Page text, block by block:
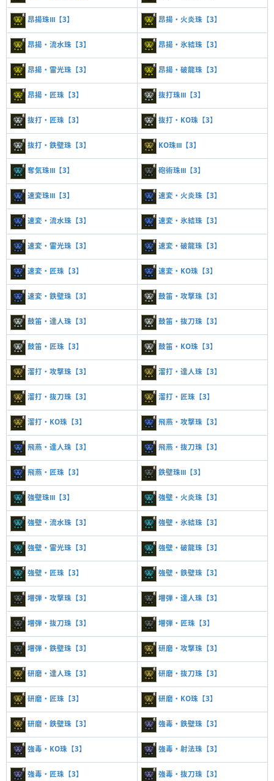
昂揚珠Ⅲ【3】 昂揚・火炎珠【3】
昂揚・流水珠【3】 昂揚・氷結珠【3】
昂揚・雷光珠【3】 昂揚・破龍珠【3】
昂揚・匠珠【3】 抜打珠Ⅲ【3】
抜打・匠珠【3】 抜打・KO珠【3】
抜打・鉄壁珠【3】 KO珠Ⅲ【3】
奪気珠Ⅲ【3】 砲術珠Ⅲ【3】
速変珠Ⅲ【3】 速変・火炎珠【3】
速変・流水珠【3】 速変・氷結珠【3】
速変・雷光珠【3】 速変・破龍珠【3】
速変・匠珠【3】 速変・KO珠【3】
速変・鉄壁珠【3】 鼓笛・攻撃珠【3】
鼓笛・達人珠【3】 鼓笛・抜刀珠【3】
鼓笛・匠珠【3】 鼓笛・KO珠【3】
溜打・攻撃珠【3】 溜打・達人珠【3】
溜打・抜刀珠【3】 溜打・匠珠【3】
溜打・KO珠【3】 飛燕・攻撃珠【3】
飛燕・達人珠【3】 飛燕・抜刀珠【3】
飛燕・匠珠【3】 鉄壁珠Ⅲ【3】
強壁珠Ⅲ【3】 強壁・火炎珠【3】
強壁・流水珠【3】 強壁・氷結珠【3】
強壁・雷光珠【3】 強壁・破龍珠【3】
強壁・匠珠【3】 強壁・鉄壁珠【3】
増弾・攻撃珠【3】 増弾・達人珠【3】
増弾・抜刀珠【3】 増弾・匠珠【3】
増弾・鉄壁珠【3】 研磨・攻撃珠【3】
研磨・達人珠【3】 研磨・抜刀珠【3】
研磨・匠珠【3】 研磨・KO珠【3】
研磨・鉄壁珠【3】 強毒・鉄壁珠【3】
強毒・KO珠【3】 強毒・射法珠【3】
強毒・匠珠【3】 強毒・抜刀珠【3】